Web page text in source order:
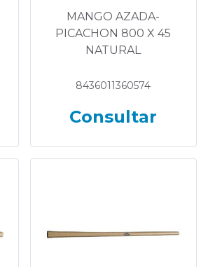
MANGO AZADA-
PICACHON 800 X 45
NATURAL
8436011360574
Consultar